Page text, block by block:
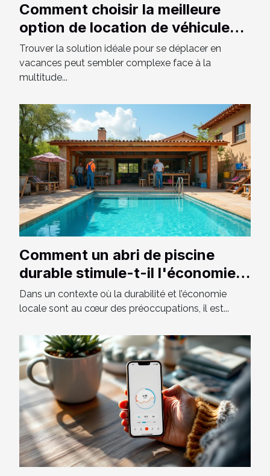
Comment choisir la meilleure
option de location de véhicule
pour vos vacances ?
Trouver la solution idéale pour se déplacer en
vacances peut sembler complexe face à la
multitude...
Comment un abri de piscine
durable stimule-t-il l'économie
locale ?
Dans un contexte où la durabilité et l’économie
locale sont au cœur des préoccupations, il est...